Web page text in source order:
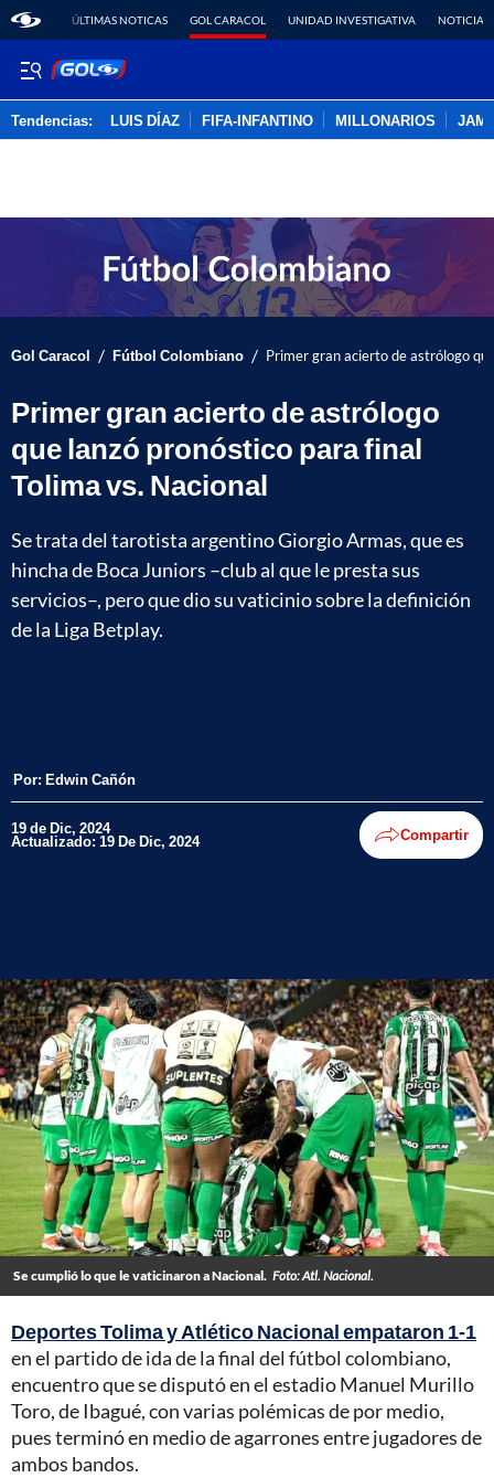
ÚLTIMAS NOTICAS GOL CARACOL UNIDAD INVESTIGATIVA NOTICIAS
Tendencias: LUIS DÍAZ FIFA-INFANTINO MILLONARIOS
Gol Caracol / Fútbol Colombiano / Primer gran acierto de astrólogo
Primer gran acierto de astrólogo
que lanzó pronóstico para final
Tolima vs. Nacional
Se trata del tarotista argentino Giorgio Armas, que es
hincha de Boca Juniors –club al que le presta sus
servicios–, pero que dio su vaticinio sobre la definición
de la Liga Betplay.
Por: Edwin Cañón
19 de Dic, 2024
Actualizado: 19 De Dic, 2024 Compartir
Se cumplió lo que le vaticinaron a Nacional. Foto: Atl. Nacional.
Deportes Tolima y Atlético Nacional empataron 1-1
en el partido de ida de la final del fútbol colombiano,
encuentro que se disputó en el estadio Manuel Murillo
Toro, de Ibagué, con varias polémicas de por medio,
pues terminó en medio de agarrones entre jugadores de
ambos bandos.